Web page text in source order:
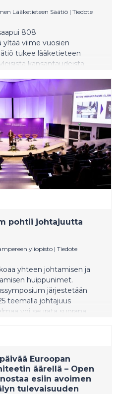
Lääketieteen Säätiö | Tiedote
808
yltää viime vuosien
tukee lääketieteen
kansantaudeista
pohtii johtajuutta
yliopisto | Tiedote
yhteen johtamisen ja
huippunimet.
järjestetään
teemalla johtajuus
voi seurata suorana
Euroopan
äärellä – Open
esiin avoimen
tulevaisuuden